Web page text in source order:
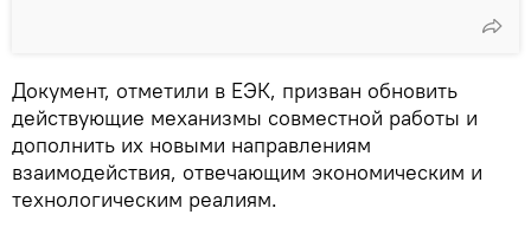
Документ, отметили в ЕЭК, призван обновить
действующие механизмы совместной работы и
дополнить их новыми направлениям
взаимодействия, отвечающим экономическим и
технологическим реалиям.